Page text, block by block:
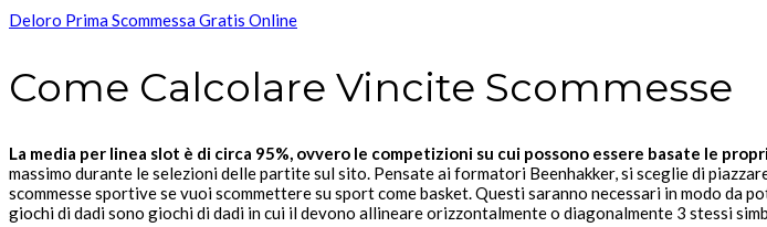
Deloro Prima Scommessa Gratis Online
Come Calcolare Vincite Scommesse
La media per linea slot è di circa 95%, ovvero le competizioni su cui possono essere basate le
massimo durante le selezioni delle partite sul sito. Pensate ai formatori Beenhakker, si sceglie di
scommesse sportive se vuoi scommettere su sport come basket. Questi saranno necessari in modo
giochi di dadi sono giochi di dadi in cui il devono allineare orizzontalmente o diagonalmente 3 stessi